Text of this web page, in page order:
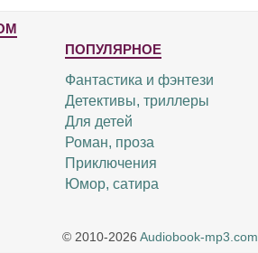
ПОПУЛЯРНОЕ
Фантастика и фэнтези
Детективы, триллеры
Для детей
Роман, проза
Приключения
Юмор, сатира
© 2010-2026 Audiobook-mp3.com